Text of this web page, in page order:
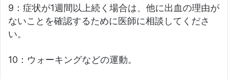
9：症状が1週間以上続く場合は、他に出血の理由が
ないことを確認するために医師に相談してくださ
い。
10：ウォーキングなどの運動。